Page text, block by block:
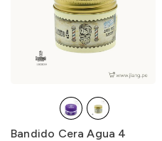
Bandido Cera Agua 4